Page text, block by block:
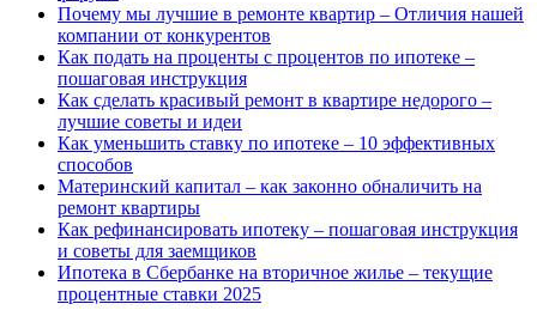
Почему мы лучшие в ремонте квартир – Отличия нашей
компании от конкурентов
Как подать на проценты с процентов по ипотеке –
пошаговая инструкция
Как сделать красивый ремонт в квартире недорого –
лучшие советы и идеи
Как уменьшить ставку по ипотеке – 10 эффективных
способов
Материнский капитал – как законно обналичить на
ремонт квартиры
Как рефинансировать ипотеку – пошаговая инструкция
и советы для заемщиков
Ипотека в Сбербанке на вторичное жилье – текущие
процентные ставки 2025